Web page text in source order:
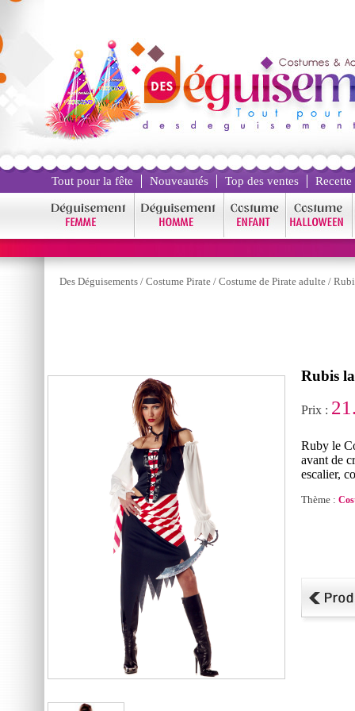
Tout pour la fête Nouveautés Top des ventes
Des Déguisements / Costume Pirate / Costume de Pirate adulte /
Rubis
Prix :
Ruby le
avant de
escalier,
Thème :